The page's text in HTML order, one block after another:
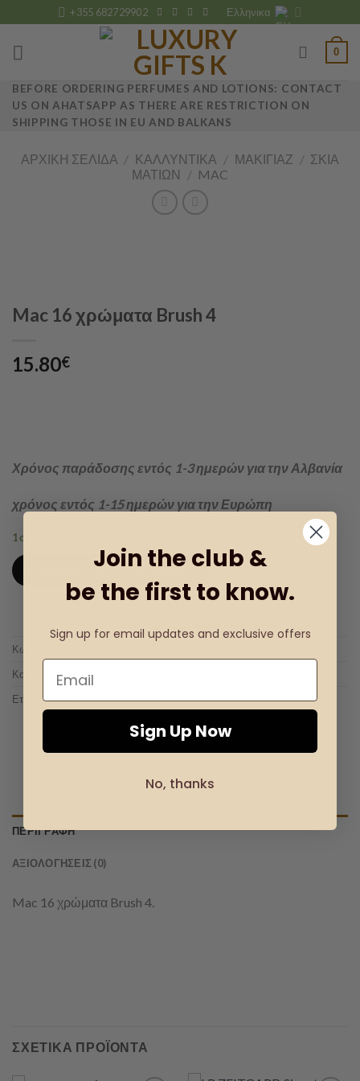
to
content
+355 682729902 Ελληνικα
0
BEFORE ORDERING PERFUMES AND LOTIONS: CONTACT
US ON AHATSAPP AS THERE ARE RESTRICTION ON
SHIPPING THOSE IN EU AND BALKANS
ΑΡΧΙΚΉ ΣΕΛΊΔΑ / ΚΑΛΛΥΝΤΙΚΆ / ΜΑΚΙΓΙΆΖ / ΣΚΙΆ
ΜΑΤΙΏΝ / MAC
Mac 16 χρώματα Brush 4
15.80€
Χρόνος παράδοσης εντός 1-3 ημερών για την Αλβανία
χρόνος εντός 1-15 ημερών για την Ευρώπη
1 σε απόθεμα
ΠΡΟΣΘΉΚΗ ΣΤΟ ΚΑΛΆΘΙ
Add to wishlist
Κωδικός προϊόντος:
Κατηγορίες:
MAC,
Ετικέτα:Mac 16 colore Brusher 4
ΠΕΡΙΓΡΑΦΉ
ΑΞΙΟΛΟΓΉΣΕΙΣ (0)
Mac 16 χρώματα Brush 4.
ΣΧΕΤΙΚΆ ΠΡΟΪΌΝΤΑ
Join the club &
be the first to know.
Sign up for email updates and exclusive offers
Sign Up Now
No, thanks